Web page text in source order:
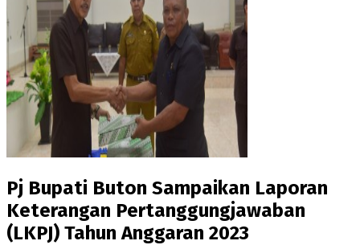
Pj Bupati Buton Sampaikan Laporan
Keterangan Pertanggungjawaban
(LKPJ) Tahun Anggaran 2023